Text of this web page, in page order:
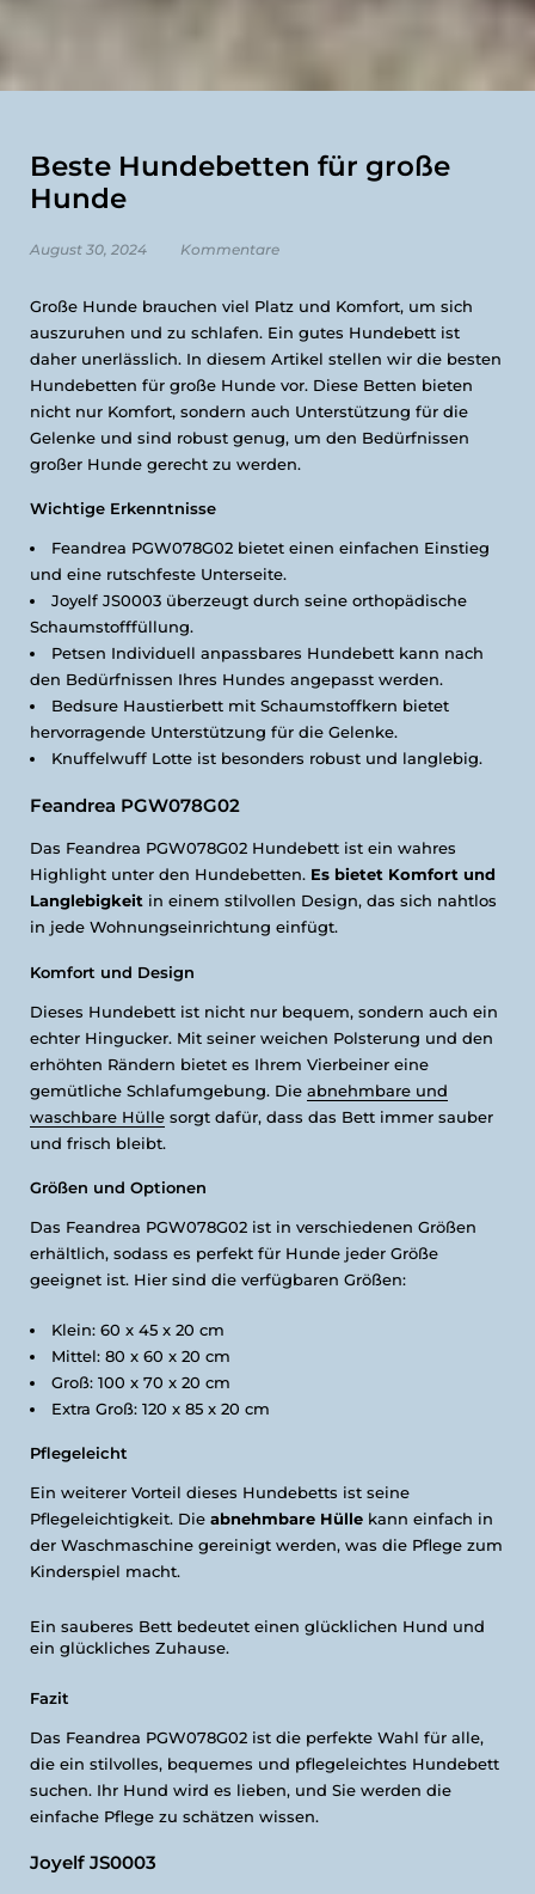
Beste Hundebetten für große
Hunde
August 30, 2024 Kommentare
Große Hunde brauchen viel Platz und Komfort, um sich
auszuruhen und zu schlafen. Ein gutes Hundebett ist
daher unerlässlich. In diesem Artikel stellen wir die besten
Hundebetten für große Hunde vor. Diese Betten bieten
nicht nur Komfort, sondern auch Unterstützung für die
Gelenke und sind robust genug, um den Bedürfnissen
großer Hunde gerecht zu werden.
Wichtige Erkenntnisse
Feandrea PGW078G02 bietet einen einfachen Einstieg
und eine rutschfeste Unterseite.
Joyelf JS0003 überzeugt durch seine orthopädische
Schaumstofffüllung.
Petsen Individuell anpassbares Hundebett kann nach
den Bedürfnissen Ihres Hundes angepasst werden.
Bedsure Haustierbett mit Schaumstoffkern bietet
hervorragende Unterstützung für die Gelenke.
Knuffelwuff Lotte ist besonders robust und langlebig.
Feandrea PGW078G02
Das Feandrea PGW078G02 Hundebett ist ein wahres
Highlight unter den Hundebetten. Es bietet Komfort und
Langlebigkeit in einem stilvollen Design, das sich nahtlos
in jede Wohnungseinrichtung einfügt.
Komfort und Design
Dieses Hundebett ist nicht nur bequem, sondern auch ein
echter Hingucker. Mit seiner weichen Polsterung und den
erhöhten Rändern bietet es Ihrem Vierbeiner eine
gemütliche Schlafumgebung. Die abnehmbare und
waschbare Hülle sorgt dafür, dass das Bett immer sauber
und frisch bleibt.
Größen und Optionen
Das Feandrea PGW078G02 ist in verschiedenen Größen
erhältlich, sodass es perfekt für Hunde jeder Größe
geeignet ist. Hier sind die verfügbaren Größen:
Klein: 60 x 45 x 20 cm
Mittel: 80 x 60 x 20 cm
Groß: 100 x 70 x 20 cm
Extra Groß: 120 x 85 x 20 cm
Pflegeleicht
Ein weiterer Vorteil dieses Hundebetts ist seine
Pflegeleichtigkeit. Die abnehmbare Hülle kann einfach in
der Waschmaschine gereinigt werden, was die Pflege zum
Kinderspiel macht.
Ein sauberes Bett bedeutet einen glücklichen Hund und
ein glückliches Zuhause.
Fazit
Das Feandrea PGW078G02 ist die perfekte Wahl für alle,
die ein stilvolles, bequemes und pflegeleichtes Hundebett
suchen. Ihr Hund wird es lieben, und Sie werden die
einfache Pflege zu schätzen wissen.
Joyelf JS0003